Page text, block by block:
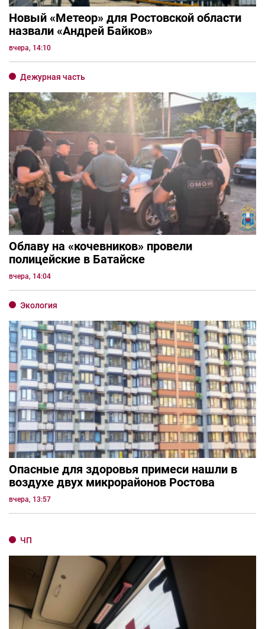
Новый «Метеор» для Ростовской области
назвали «Андрей Байков»
вчера, 14:10
Дежурная часть
Облаву на «кочевников» провели
полицейские в Батайске
вчера, 14:04
Экология
Опасные для здоровья примеси нашли в
воздухе двух микрорайонов Ростова
вчера, 13:57
ЧП